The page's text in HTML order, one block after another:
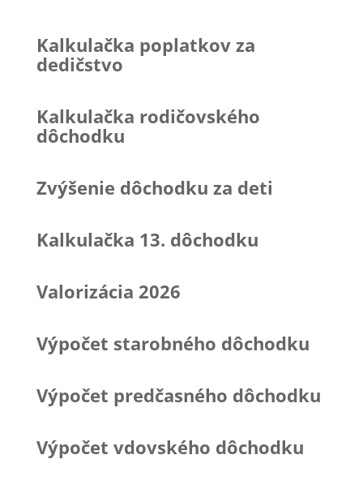
Kalkulačka poplatkov za
dedičstvo
Kalkulačka rodičovského
dôchodku
Zvýšenie dôchodku za deti
Kalkulačka 13. dôchodku
Valorizácia 2026
Výpočet starobného dôchodku
Výpočet predčasného dôchodku
Výpočet vdovského dôchodku